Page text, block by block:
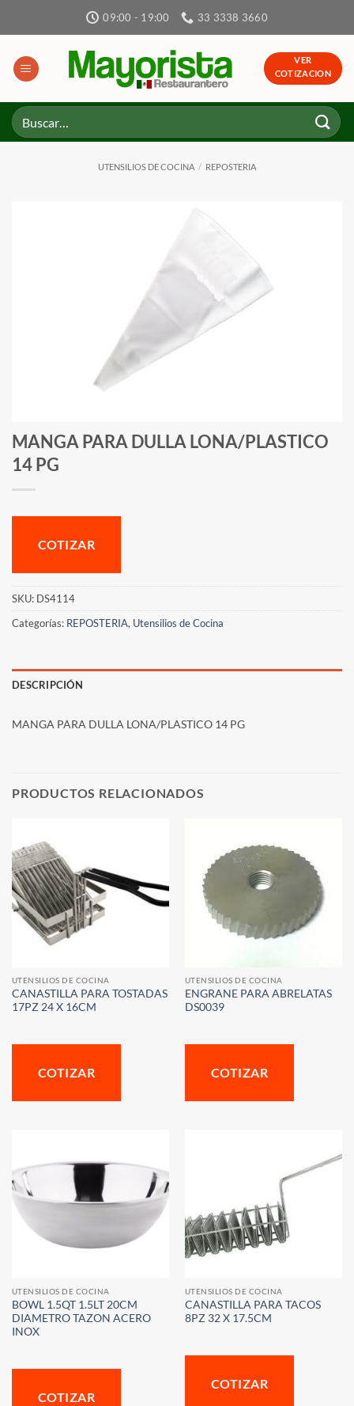
09:00 - 19:00 33 3338 3660
VER
COTIZACION
Buscar
por:
UTENSILIOS DE COCINA / REPOSTERIA
MANGA PARA DULLA LONA/PLASTICO
14 PG
COTIZAR
SKU: DS4114
Categorías: REPOSTERIA, Utensilios de Cocina
DESCRIPCIÓN
MANGA PARA DULLA LONA/PLASTICO 14 PG
PRODUCTOS RELACIONADOS
UTENSILIOS DE COCINA
CANASTILLA PARA TOSTADAS
17PZ 24 X 16CM
COTIZAR
UTENSILIOS DE COCINA
ENGRANE PARA ABRELATAS
DS0039
COTIZAR
UTENSILIOS DE COCINA
BOWL 1.5QT 1.5LT 20CM
DIAMETRO TAZON ACERO
INOX
COTIZAR
UTENSILIOS DE COCINA
CANASTILLA PARA TACOS
8PZ 32 X 17.5CM
COTIZAR